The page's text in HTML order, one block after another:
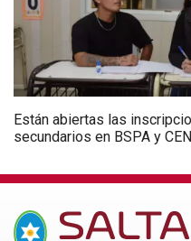
Están abiertas las
secundarios en BSPA y